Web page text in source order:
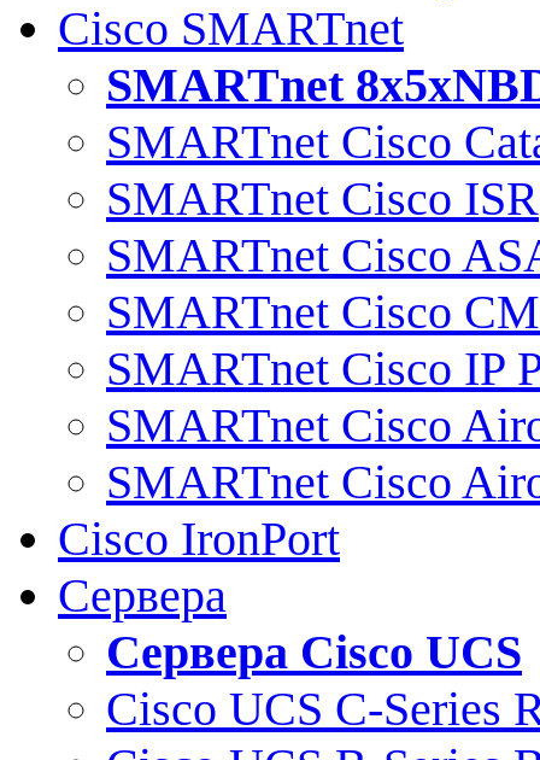
Cisco SMARTnet
SMARTnet
SMARTnet Cisco
SMARTnet Cisco ISR
SMARTnet Cisco
SMARTnet Cisco
SMARTnet Cisco IP
SMARTnet Cisco
SMARTnet Cisco
Cisco IronPort
Сервера
Сервера Cisco UCS
Cisco UCS C-Series